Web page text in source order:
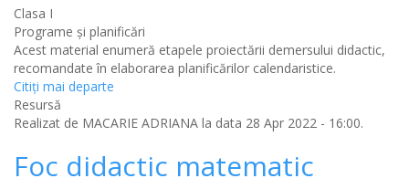
Clasa I
Programe și planificări
Acest material enumeră etapele proiectării demersului didactic,
recomandate în elaborarea planificărilor calendaristice.
Citiţi mai departe
Resursă
Realizat de MACARIE ADRIANA la data 28 Apr 2022 - 16:00.
Foc didactic matematic